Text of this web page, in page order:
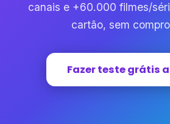
canais e +60.000 filmes/
cartão, sem
Fazer teste grátis